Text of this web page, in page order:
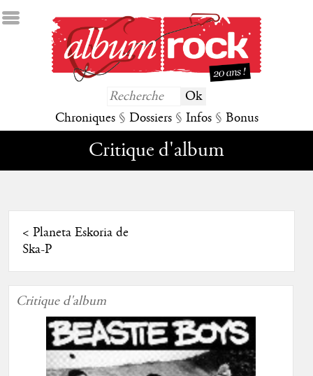
Chroniques § Dossiers § Infos § Bonus
Critique d'album
< Planeta Eskoria de
Ska-P
Critique d'album